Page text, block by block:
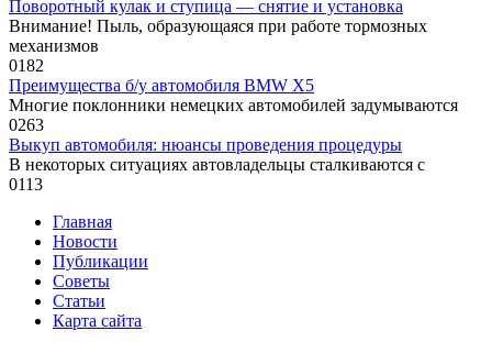
Поворотный кулак и ступица — снятие и установка
Внимание! Пыль, образующаяся при работе тормозных
механизмов
0182
Преимущества б/у автомобиля BMW X5
Многие поклонники немецких автомобилей задумываются
0263
Выкуп автомобиля: нюансы проведения процедуры
В некоторых ситуациях автовладельцы сталкиваются с
0113
Главная
Новости
Публикации
Советы
Статьи
Карта сайта